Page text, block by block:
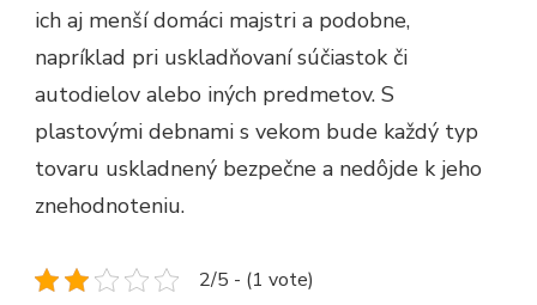
ich aj menší domáci majstri a podobne,
napríklad pri uskladňovaní súčiastok či
autodielov alebo iných predmetov. S
plastovými debnami s vekom bude každý typ
tovaru uskladnený bezpečne a nedôjde k jeho
znehodnoteniu.
2/5 - (1 vote)